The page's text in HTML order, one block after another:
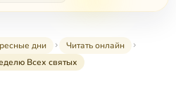
дни
Читать онлайн
Всех святых